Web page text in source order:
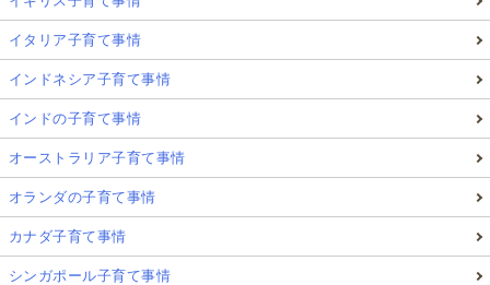
イタリア子育て事情
インドネシア子育て事情
インドの子育て事情
オーストラリア子育て事情
オランダの子育て事情
カナダ子育て事情
シンガポール子育て事情